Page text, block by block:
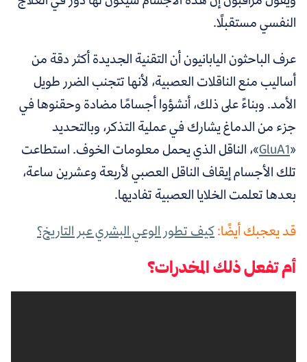
النفسي مستقبلًا.
عرف الباحثون اليابانيون أن التقنية الجديدة أكثر دقة من
أساليب منع الناقلات العصبية، لأنها تتجنب الضرر طويل
الأمد. وبناءً علىذلك، أنشؤوا أجسامًا مضادة وحقنوها في
جزء من الدماغ يشارك في عملية التذكر، وبالتحديد
«
GluA1»،الناقل الذي يحمل معلومات الخوف.استطاعت
تلك الأجسام إيقاف الناقل العصبي لأربعة وعشرين ساعة،
بعدها تعلمت الخلايا العصبية تفاديها.
قد يعجبك أيضًا:كيف تطور الوعي البشري عبر التاريخ؟
أم تفعل ذلك المخدرات؟